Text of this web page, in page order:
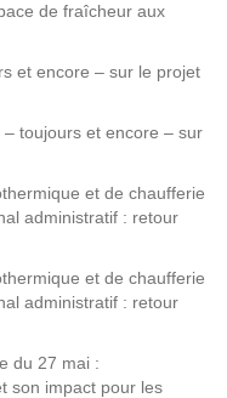
de fraîcheur aux
et encore – sur le projet
– toujours et encore – sur
et de chaufferie
administratif : retour
et de chaufferie
administratif : retour
du 27 mai :
son impact pour les